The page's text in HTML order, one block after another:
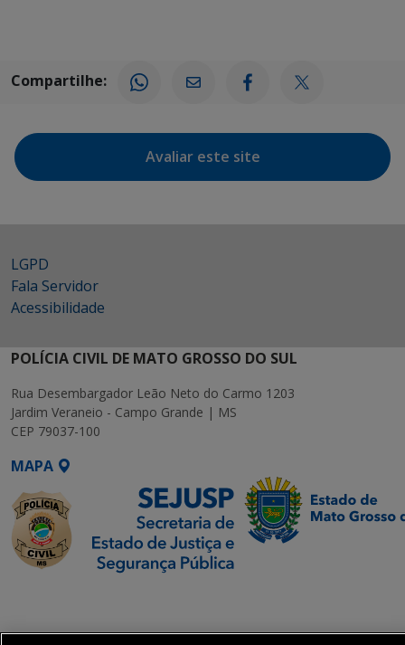
Compartilhe:
Avaliar este site
LGPD
Fala Servidor
Acessibilidade
POLÍCIA CIVIL DE MATO GROSSO DO SUL
Rua Desembargador Leão Neto do Carmo 1203
Jardim Veraneio - Campo Grande | MS
CEP 79037-100
MAPA
Transformação Digital